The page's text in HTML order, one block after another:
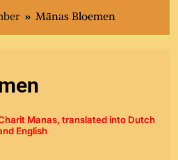
Mānas Bloemen
Manas, translated into Dutch
English